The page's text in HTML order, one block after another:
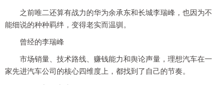
之前唯二还算有战力的华为余承东和长城李瑞峰，也因为不
能细说的种种羁绊，变得老实而温驯。
曾经的李瑞峰
市场销量、技术路线、赚钱能力和舆论声量，理想汽车在一
家先进汽车公司的核心四维度上，都找到了自己的节奏。